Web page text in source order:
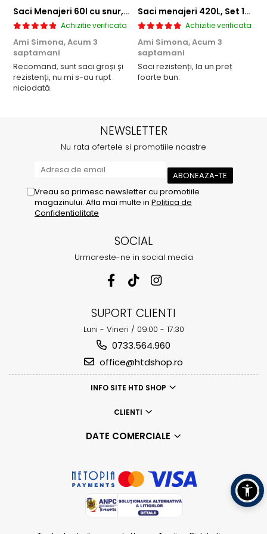
Saci Menajeri 60l cu snur, Roz, 10buc/rola
Achizitie verificata
Ami Simona,Acum 3
saptamani
Recomand, sunt saci groși și
rezistenți, nu mi s-au rupt
niciodată.
Saci menajeri 420L, Set 10 bucati
Achizitie verificata
Ami Simona,Acum 3
saptamani
Saci rezistenți, la un preț
foarte bun.
NEWSLETTER
Nu rata ofertele si promotiile noastre
Vreau sa primesc newsletter cu promotiile
magazinului. Afla mai multe in Politica de
Confidentialitate
SOCIAL
Urmareste-ne in social media
SUPORT CLIENTI
Luni - Vineri / 09:00 - 17:30
0733.564.960
office@htdshop.ro
INFO SITE HTD SHOP
CLIENTI
DATE COMERCIALE